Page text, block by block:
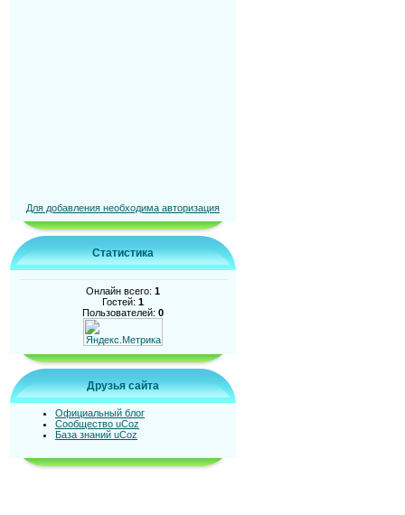
Для добавления необходима авторизация
Статистика
Онлайн всего: 1
Гостей: 1
Пользователей: 0
Друзья сайта
Официальный блог
Сообщество uCoz
База знаний uCoz